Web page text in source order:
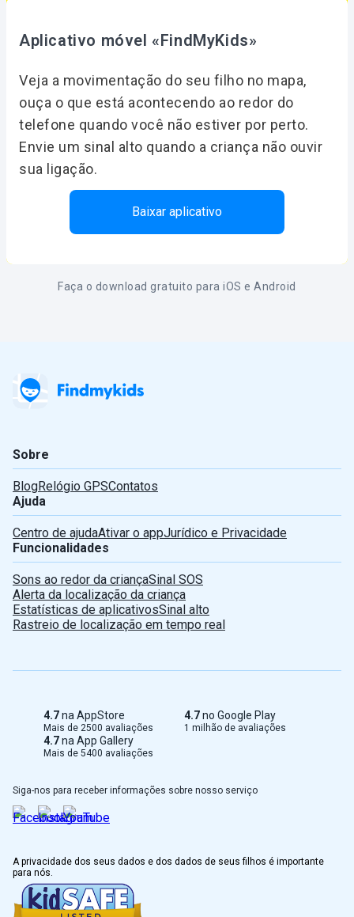
Español
Português
Türkçe
Indonesian
Taiwan
Greek
French
Polish
Faça o download gratuito para iOS e Android
Aplicativo móvel «FindMyKids»
Veja a movimentação do seu filho no mapa,
ouça o que está acontecendo ao redor do
telefone quando você não estiver por perto.
Envie um sinal alto quando a criança não ouvir
sua ligação.
Baixar aplicativo
Sobre
BlogRelógio GPSContatos
Ajuda
Centro de ajudaAtivar o appJurídico e Privacidade
Funcionalidades
Sons ao redor da criançaSinal SOS
Alerta da localização da criança
Estatísticas de aplicativosSinal alto
Rastreio de localização em tempo real
Siga-nos para receber informações sobre nosso serviço
A privacidade dos seus dados e dos dados de seus filhos é importante
para nós.
4.7na AppStore
Mais de 2500 avaliações
4.7no Google Play
1 milhão de avaliações
4.7na App Gallery
Mais de 5400 avaliações